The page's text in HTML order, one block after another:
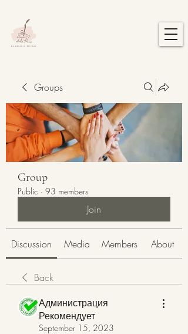
Groups
Group
Public · 93 members
Join
Discussion Media Members About
Back
Администрация
Рекомендует
September 15, 2023